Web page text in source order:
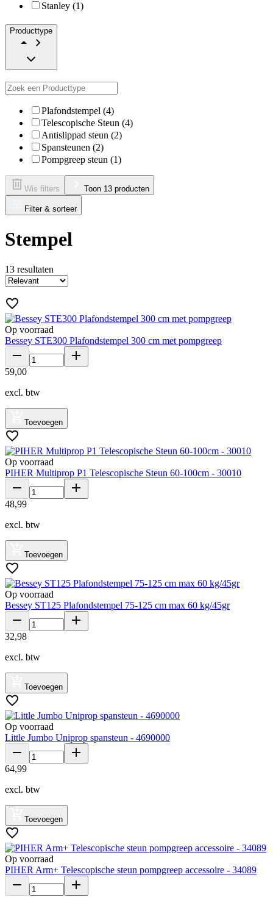
Stanley (1)
Producttype
Plafondstempel (4)
Telescopische Steun (4)
Antislippad steun (2)
Spansteunen (2)
Pompgreep steun (1)
Wis filters Toon 13 producten
Filter & sorteer
Stempel
13 resultaten
Op voorraad
Bessey STE300 Plafondstempel 300 cm met pompgreep
59,00
excl. btw
Toevoegen
Op voorraad
PIHER Multiprop P1 Telescopische Steun 60-100cm - 30010
48,99
excl. btw
Toevoegen
Op voorraad
Bessey ST125 Plafondstempel 75-125 cm max 60 kg/45gr
32,98
excl. btw
Toevoegen
Op voorraad
Little Jumbo Uniprop spansteun - 4690000
64,99
excl. btw
Toevoegen
Op voorraad
PIHER Arm+ Telescopische steun pompgreep accessoire - 34089